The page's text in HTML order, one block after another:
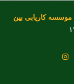
موسسه کاریابی بین